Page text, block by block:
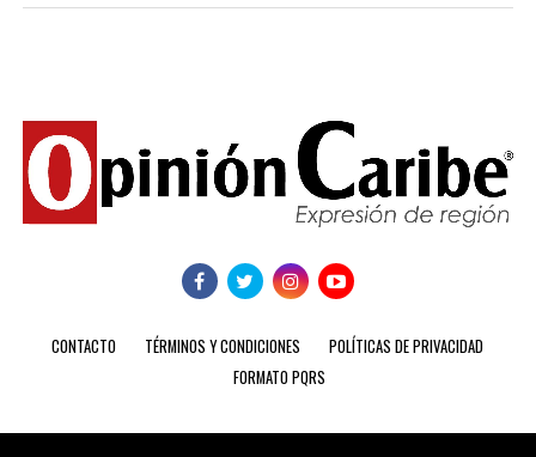
CONTACTO TÉRMINOS Y CONDICIONES
POLÍTICAS DE PRIVACIDAD
FORMATO PQRS